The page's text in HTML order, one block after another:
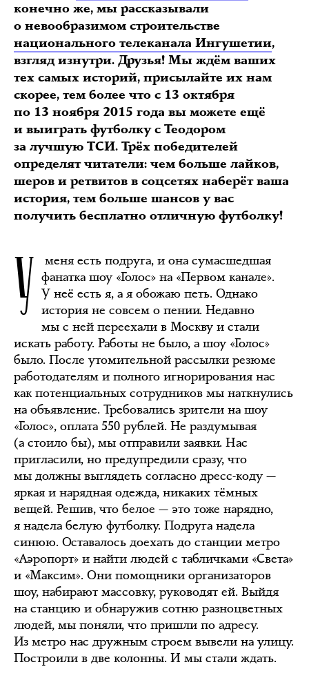
конечно же, мы рассказывали
о невообразимом строительстве
национального телеканала Ингушетии,
взгляд изнутри. Друзья! Мы ждём ваших
тех самых историй, присылайте их нам
скорее, тем более что с 13 октября
по 13 ноября 2015 года вы можете ещё
и выиграть футболку с Теодором
за лучшую ТСИ. Трёх победителей
определят читатели: чем больше лайков,
шеров и ретвитов в соцсетях наберёт ваша
история, тем больше шансов у вас
получить бесплатно отличную футболку!
У
меня есть подруга, и она сумасшедшая
фанатка шоу «Голос» на «Первом канале».
У неё есть я, а я обожаю петь. Однако
история не совсем о пении. Недавно
мы с ней переехали в Москву и стали
искать работу. Работы не было, а шоу «Голос»
было. После утомительной рассылки резюме
работодателям и полного игнорирования нас
как потенциальных сотрудников мы наткнулись
на объявление. Требовались зрители на шоу
«Голос», оплата 550 рублей. Не раздумывая
(а стоило бы), мы отправили заявки. Нас
пригласили, но предупредили сразу, что
мы должны выглядеть согласно дресс-коду —
яркая и нарядная одежда, никаких тёмных
вещей. Решив, что белое — это тоже нарядно,
я надела белую футболку. Подруга надела
синюю. Оставалось доехать до станции метро
«Аэропорт» и найти людей с табличками «Света»
и «Максим». Они помощники организаторов
шоу, набирают массовку, руководят ей. Выйдя
на станцию и обнаружив сотню разноцветных
людей, мы поняли, что пришли по адресу.
Из метро нас дружным строем вывели на улицу.
Построили в две колонны. И мы стали ждать.